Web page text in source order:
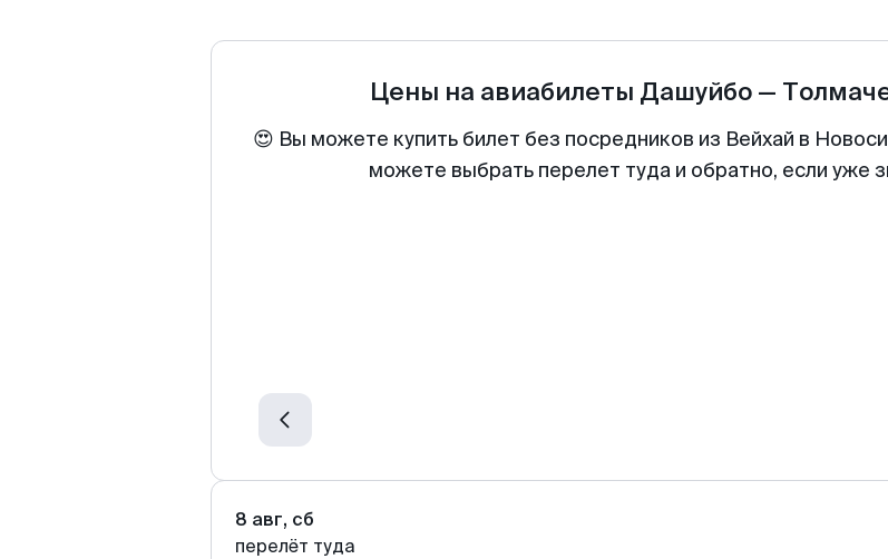
Цены на авиабилеты Дашуйбо —
😍 Вы можете купить билет без посредников из Вейхай в
можете выбрать перелет туда и обратно, если уже
8 авг, сб
перелёт туда